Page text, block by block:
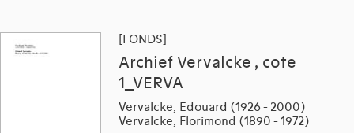
[FONDS]
Archief Vervalcke , cote
1_VERVA
Vervalcke, Edouard (1926 - 2000)
Vervalcke, Florimond (1890 - 1972)